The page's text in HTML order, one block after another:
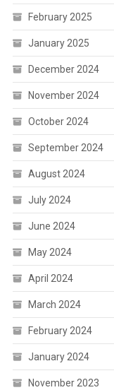
February 2025
January 2025
December 2024
November 2024
October 2024
September 2024
August 2024
July 2024
June 2024
May 2024
April 2024
March 2024
February 2024
January 2024
November 2023